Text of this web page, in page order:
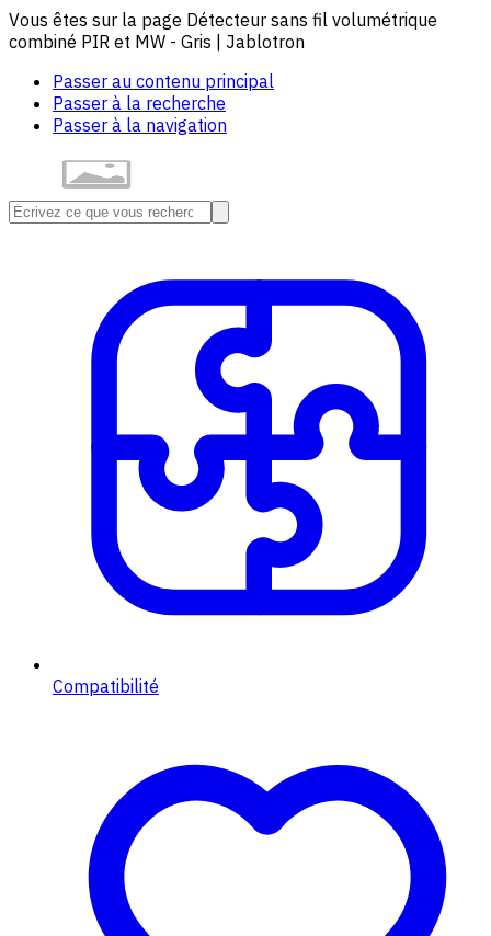
Vous êtes sur la page Détecteur sans fil volumétrique
combiné PIR et MW - Gris | Jablotron
Passer au contenu principal
Passer à la recherche
Passer à la navigation
Compatibilité